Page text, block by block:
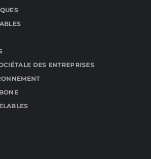
DES ENTREPRISES